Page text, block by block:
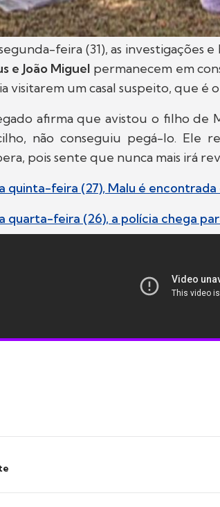
feira (31), as investigações
e João Miguel permanecem em
visitarem um casal suspeito, que é
afirma que avistou o filho de
não conseguiu pegá-lo. Ele
pois sente que nunca mais irá
quinta-feira (27), Malu é
quarta-feira (26), a polícia chega